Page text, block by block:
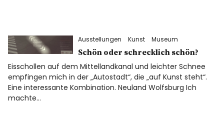
Ausstellungen Kunst Museum
Schön oder schrecklich schön?
Eisschollen auf dem Mittellandkanal und leichter Schnee
empfingen mich in der „Autostadt“, die „auf Kunst steht“.
Eine interessante Kombination. Neuland Wolfsburg Ich
machte…